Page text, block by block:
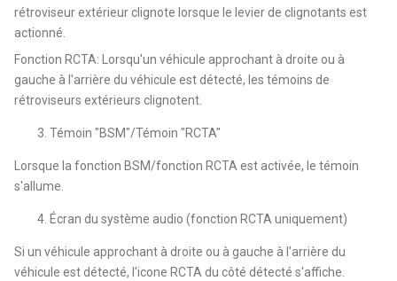
rétroviseur extérieur clignote lorsque le levier de clignotants est
actionné.
Fonction RCTA: Lorsqu'un véhicule approchant à droite ou à
gauche à l'arrière du véhicule est détecté, les témoins de
rétroviseurs extérieurs clignotent.
Témoin "BSM"/Témoin "RCTA"
Lorsque la fonction BSM/fonction RCTA est activée, le témoin
s'allume.
Écran du système audio (fonction RCTA uniquement)
Si un véhicule approchant à droite ou à gauche à l'arrière du
véhicule est détecté, l'icone RCTA du côté détecté s'affiche.